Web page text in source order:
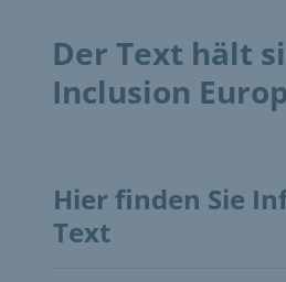
Der Text hält
Inclusion
Hier finden Sie
Text